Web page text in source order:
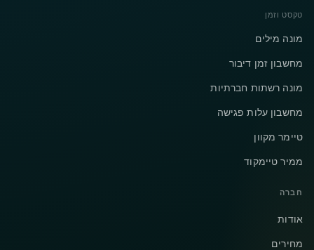
טקסט וזמן
מונה מילים
מחשבון זמן דיבור
מונה רשתות חברתיות
מחשבון עלות פגישה
טיימר מקוון
ממיר טיימקוד
חברה
אודות
מחירים